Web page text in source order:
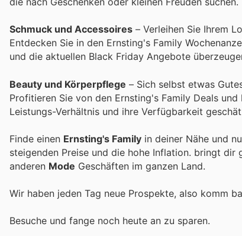
Schmuck und Accessoires – Verleihen Sie Ihrem
Entdecken Sie in den Ernsting's Family
und die aktuellen Black Friday Angebote
Beauty und Körperpflege – Sich selbst etwas
Profitieren Sie von den Ernsting's Family Deals
Leistungs-Verhältnis und ihre Verfügbarkeit
Finde einen Ernsting's Family in deiner Nähe und
steigenden Preise und die hohe Inflation. bringt dir
anderen Mode Geschäften im ganzen Land.
Wir haben jeden Tag neue Prospekte, also komm
Besuche und fange noch heute an zu sparen.